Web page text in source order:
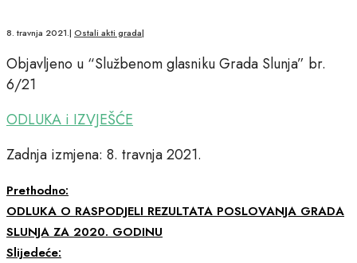
8. travnja 2021.| Ostali akti grada|
Objavljeno u “Službenom glasniku Grada Slunja” br.
6/21
ODLUKA i IZVJEŠĆE
Zadnja izmjena: 8. travnja 2021.
Prethodno:
ODLUKA O RASPODJELI REZULTATA POSLOVANJA GRADA
SLUNJA ZA 2020. GODINU
Slijedeće: